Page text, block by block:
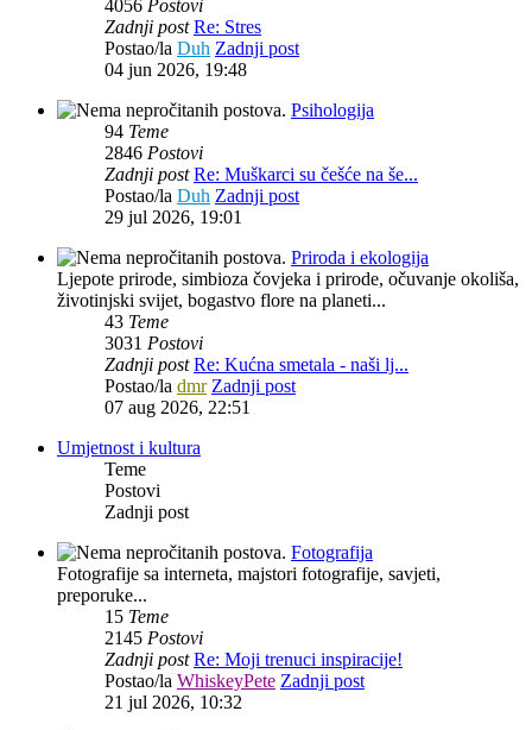
4056 Postovi
Zadnji post Re: Stres
Postao/la Duh Zadnji post
04 jun 2026, 19:48
Psihologija
94 Teme
2846 Postovi
Zadnji post Re: Muškarci su češće na še...
Postao/la Duh Zadnji post
29 jul 2026, 19:01
Priroda i ekologija
Ljepote prirode, simbioza čovjeka i prirode, očuvanje okoliša,
životinjski svijet, bogastvo flore na planeti...
43 Teme
3031 Postovi
Zadnji post Re: Kućna smetala - naši lj...
Postao/la dmr Zadnji post
07 aug 2026, 22:51
Umjetnost i kultura
Teme
Postovi
Zadnji post
Fotografija
Fotografije sa interneta, majstori fotografije, savjeti,
preporuke...
15 Teme
2145 Postovi
Zadnji post Re: Moji trenuci inspiracije!
Postao/la WhiskeyPete Zadnji post
21 jul 2026, 10:32